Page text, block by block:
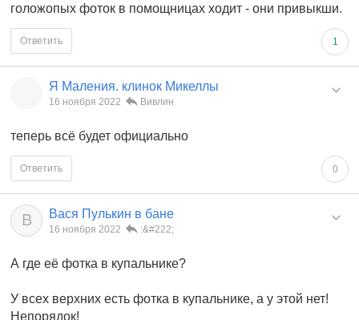
голожопых фоток в помощницах ходит - они привыкши.
1
Ответить
Я Маления. клинок Микеллы
16 ноября 2022 Вивлин
теперь всё будет официально
0
Ответить
В Вася Пулькин в бане
16 ноября 2022 :&#222;
А где её фотка в купальнике?
У всех верхних есть фотка в купальнике, а у этой нет!
Непорядок!